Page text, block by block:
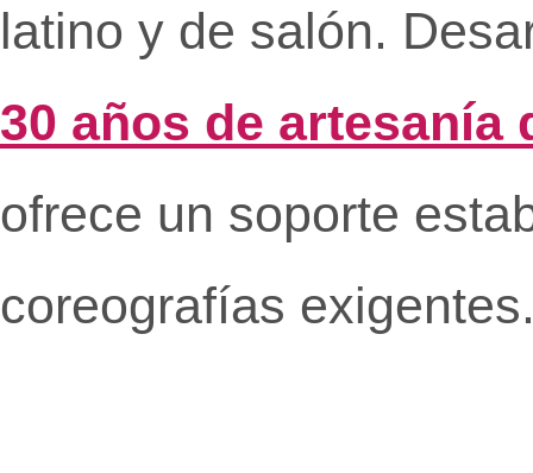
latino y de salón.
30 años de artesanía
ofrece un soporte
coreografías